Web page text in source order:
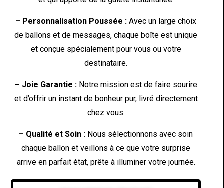
– Personnalisation Poussée : Avec un large choix
de ballons et de messages, chaque boîte est unique
et conçue spécialement pour vous ou votre
destinataire.
– Joie Garantie :Notre mission est de faire sourire
et d’offrir un instant de bonheur pur, livré directement
chez vous.
– Qualité et Soin : Nous sélectionnons avec soin
chaque ballon et veillons à ce que votre surprise
arrive en parfait état, prête à illuminer votre journée.